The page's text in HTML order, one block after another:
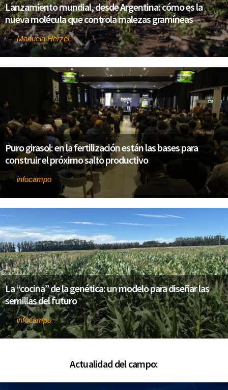
Lanzamiento mundial, desde Argentina: cómo es la
nueva molécula que controla malezas gramíneas
PorManuela Herzel
Puro girasol: en la fertilización están las bases para
construir el próximo salto productivo
Por infocampo
La “cocina” de la genética: un modelo para diseñar las
semillas del futuro
Por infocampo
Actualidad del campo: